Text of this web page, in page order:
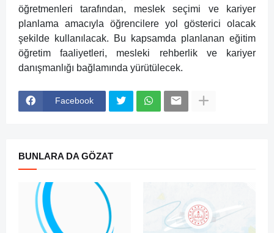
öğretmenleri tarafından, meslek seçimi ve kariyer
planlama amacıyla öğrencilere yol gösterici olacak
şekilde kullanılacak. Bu kapsamda planlanan eğitim
öğretim faaliyetleri, mesleki rehberlik ve kariyer
danışmanlığı bağlamında yürütülecek.
Facebook
BUNLARA DA GÖZAT